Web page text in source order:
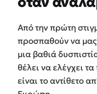
Από την πρώτη
προσπαθούν να
μια βαθιά
θέλει να ελέγχει
είναι το αντίθετο